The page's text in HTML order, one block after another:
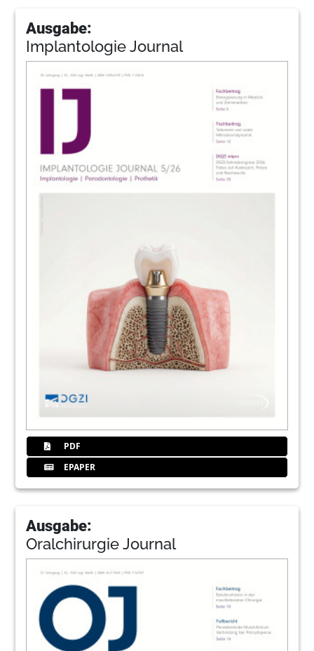
Ausgabe:
Implantologie Journal
PDF
EPAPER
Ausgabe:
Oralchirurgie Journal